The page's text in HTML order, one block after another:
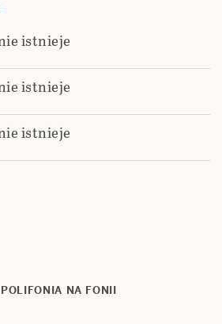
istnieje
istnieje
istnieje
POLIFONIA NA FONII